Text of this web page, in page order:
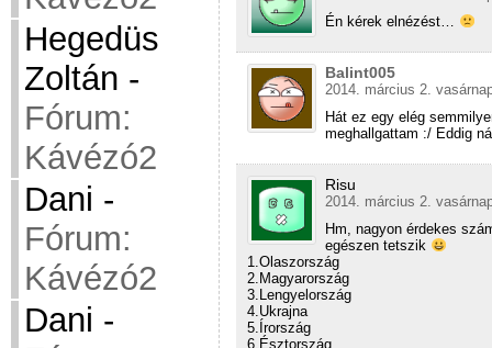
Hegedüs
Zoltán -
Fórum:
Kávézó2
Dani -
Fórum:
Kávézó2
Dani -
Én kérek elnézést…
Balint005
2014. március 2.
Hát ez egy elég
meghallgattam :/ Eddig
Risu
2014. március 2.
Hm, nagyon érdekes
egészen tetszik
1.Olaszország
2.Magyarország
3.Lengyelország
4.Ukrajna
5.Írország
6.Észtország